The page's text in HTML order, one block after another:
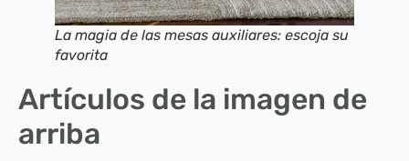
La magia de las mesas auxiliares: escoja su
favorita
Artículos de la imagen de
arriba